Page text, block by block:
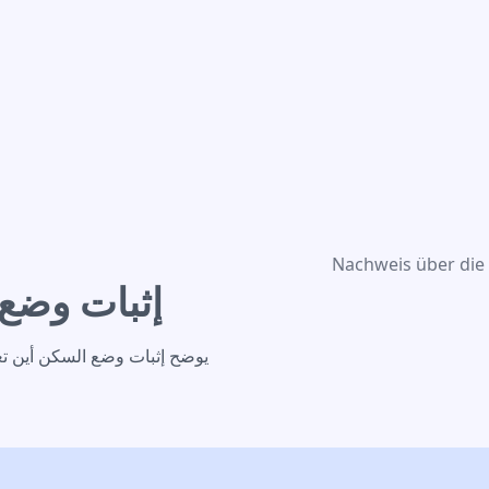
Nachweis über
إثبات
يوضح إثبات وضع السكن أين